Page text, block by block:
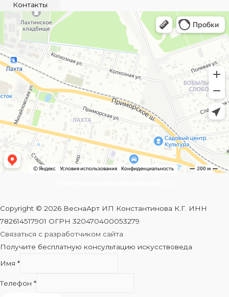
Контакты
Copyright © 2026 ВеснаАрт ИП Константинова К.Г. ИНН
782614517901 ОГРН 320470400053279
Связаться с разработчиком сайта
Получите бесплатную консультацию искусствоведа
Имя *
Телефон *